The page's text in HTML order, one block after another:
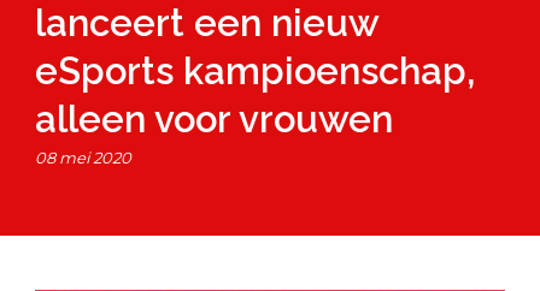
lanceert een nieuw
eSports kampioenschap,
alleen voor vrouwen
08 mei 2020